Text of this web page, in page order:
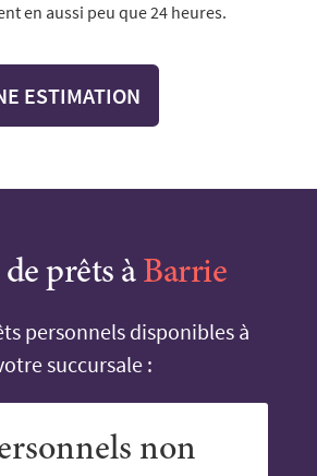
en aussi peu que 24 heures.
ESTIMATION
prêts à Barrie
personnels disponibles à
succursale :
non